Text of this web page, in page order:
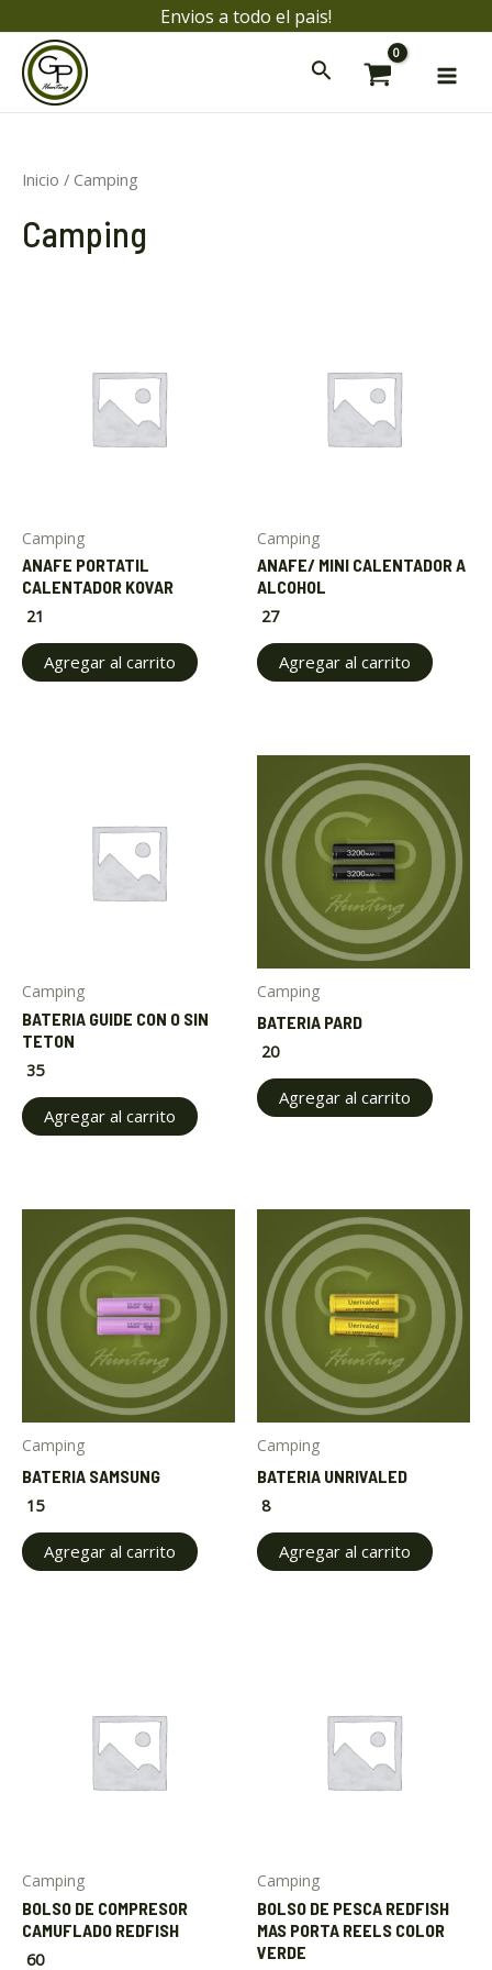
contenido
Envios a todo el pais!
Inicio / Camping
Camping
Camping
ANAFE PORTATIL
CALENTADOR KOVAR
21
Agregar al carrito
Camping
ANAFE/ MINI CALENTADOR A
ALCOHOL
27
Agregar al carrito
Camping
BATERIA GUIDE CON O SIN
TETON
35
Agregar al carrito
Camping
BATERIA PARD
20
Agregar al carrito
Camping
BATERIA SAMSUNG
15
Agregar al carrito
Camping
BATERIA UNRIVALED
8
Agregar al carrito
Camping
BOLSO DE COMPRESOR
CAMUFLADO REDFISH
60
Camping
BOLSO DE PESCA REDFISH
MAS PORTA REELS COLOR
VERDE